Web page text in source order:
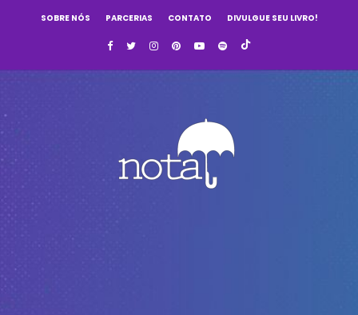
SOBRE NÓS PARCERIAS CONTATO DIVULGUE SEU LIVRO!